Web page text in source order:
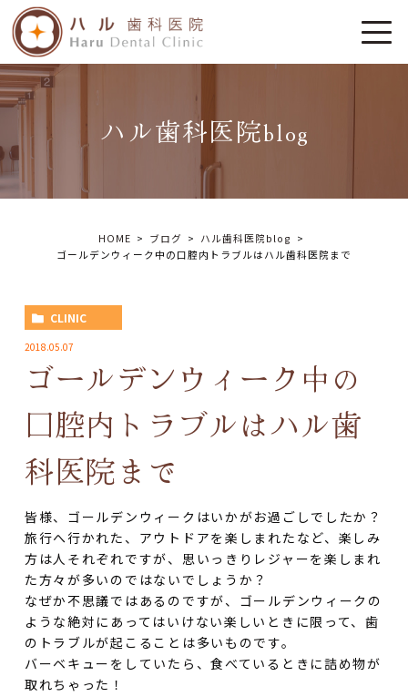
ハル歯科医院blog
HOME ブログ
ハル歯科医院blog
ゴールデンウィーク中の口腔内トラブルはハル歯科医院まで
CLINIC
2018.05.07
ゴールデンウィーク中の
口腔内トラブルはハル歯
科医院まで
皆様、ゴールデンウィークはいかがお過ごしでしたか？
旅行へ行かれた、アウトドアを楽しまれたなど、楽しみ
方は人それぞれですが、思いっきりレジャーを楽しまれ
た方々が多いのではないでしょうか？
なぜか不思議ではあるのですが、ゴールデンウィークの
ような絶対にあってはいけない楽しいときに限って、歯
のトラブルが起こることは多いものです。
バーベキューをしていたら、食べているときに詰め物が
取れちゃった！